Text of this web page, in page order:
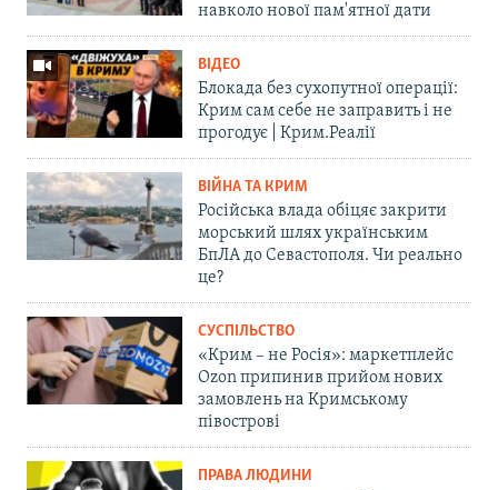
навколо нової пам'ятної дати
ВІДЕО
Блокада без сухопутної операції:
Крим сам себе не заправить і не
прогодує | Крим.Реалії
ВІЙНА ТА КРИМ
Російська влада обіцяє закрити
морський шлях українським
БпЛА до Севастополя. Чи реально
це?
СУСПІЛЬСТВО
«Крим – не Росія»: маркетплейс
Ozon припинив прийом нових
замовлень на Кримському
півострові
ПРАВА ЛЮДИНИ